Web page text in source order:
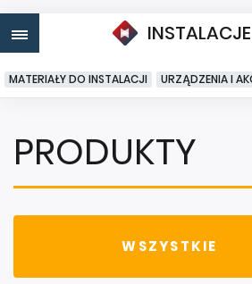
INSTALACJE
MATERIAŁY DO INSTALACJI URZĄDZENIA I
PRODUKTY
WSZYSTKIE